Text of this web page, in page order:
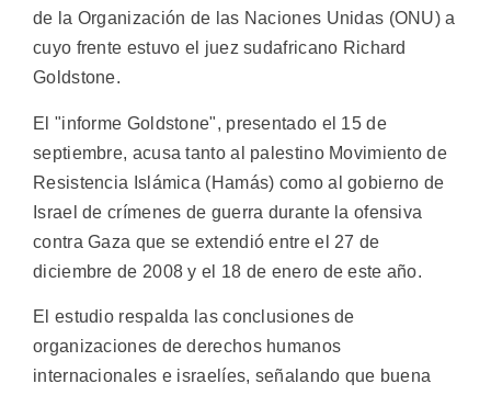
de la Organización de las Naciones Unidas (ONU) a
cuyo frente estuvo el juez sudafricano Richard
Goldstone.
El "informe Goldstone", presentado el 15 de
septiembre, acusa tanto al palestino Movimiento de
Resistencia Islámica (Hamás) como al gobierno de
Israel de crímenes de guerra durante la ofensiva
contra Gaza que se extendió entre el 27 de
diciembre de 2008 y el 18 de enero de este año.
El estudio respalda las conclusiones de
organizaciones de derechos humanos
internacionales e israelíes, señalando que buena